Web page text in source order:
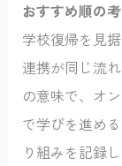
おすすめ順の
学校復帰を見
連携が同じ流
の意味で、オ
で学びを進め
り組みを記録